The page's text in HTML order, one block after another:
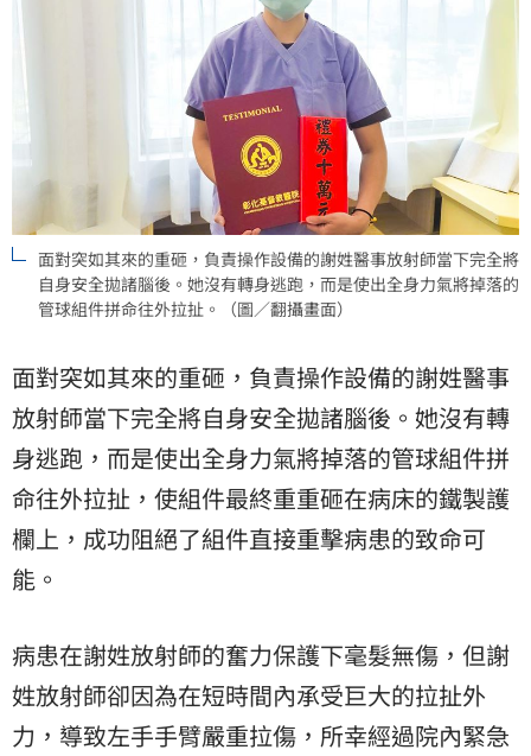
面對突如其來的重砸，負責操作設備的謝姓醫事放射師當下完全將
自身安全拋諸腦後。她沒有轉身逃跑，而是使出全身力氣將掉落的
管球組件拼命往外拉扯。（圖／翻攝畫面）
面對突如其來的重砸，負責操作設備的謝姓醫事
放射師當下完全將自身安全拋諸腦後。她沒有轉
身逃跑，而是使出全身力氣將掉落的管球組件拼
命往外拉扯，使組件最終重重砸在病床的鐵製護
欄上，成功阻絕了組件直接重擊病患的致命可
能。
病患在謝姓放射師的奮力保護下毫髮無傷，但謝
姓放射師卻因為在短時間內承受巨大的拉扯外
力，導致左手手臂嚴重拉傷，所幸經過院內緊急